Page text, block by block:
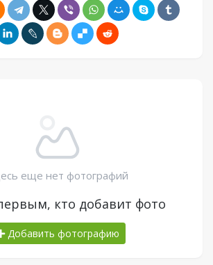
еще нет фотографий
кто добавит фото
Добавить фотографию